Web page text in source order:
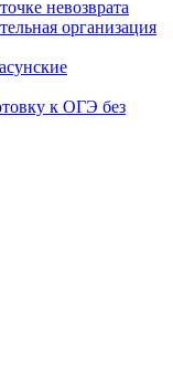
невозврата
организация
к ОГЭ без